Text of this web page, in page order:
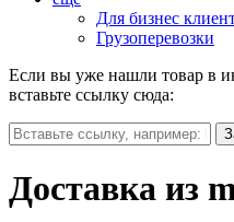
Для бизнес
Грузоперевозки
Если вы уже нашли товар в
вставьте ссылку сюда:
Доставка из